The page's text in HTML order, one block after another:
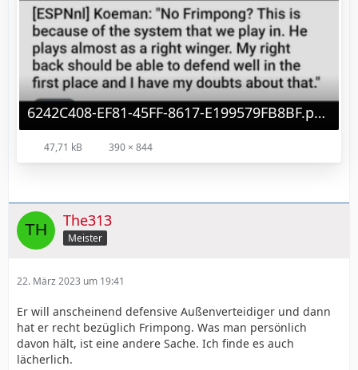
6242C408-EF81-45FF-8617-E199579FB8BF.png
47,71 kB 390 × 844
The313
Meister
22. März 2023 um 19:41
Er will anscheinend defensive Außenverteidiger und dann
hat er recht bezüglich Frimpong. Was man persönlich
davon hält, ist eine andere Sache. Ich finde es auch
lächerlich.